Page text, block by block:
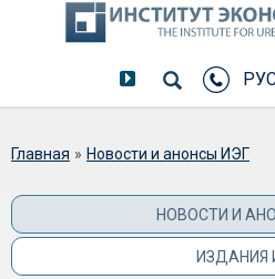
Вы здесь
Главная » Новости и анонсы ИЭГ
НОВОСТИ И
ИЗДАНИЯ